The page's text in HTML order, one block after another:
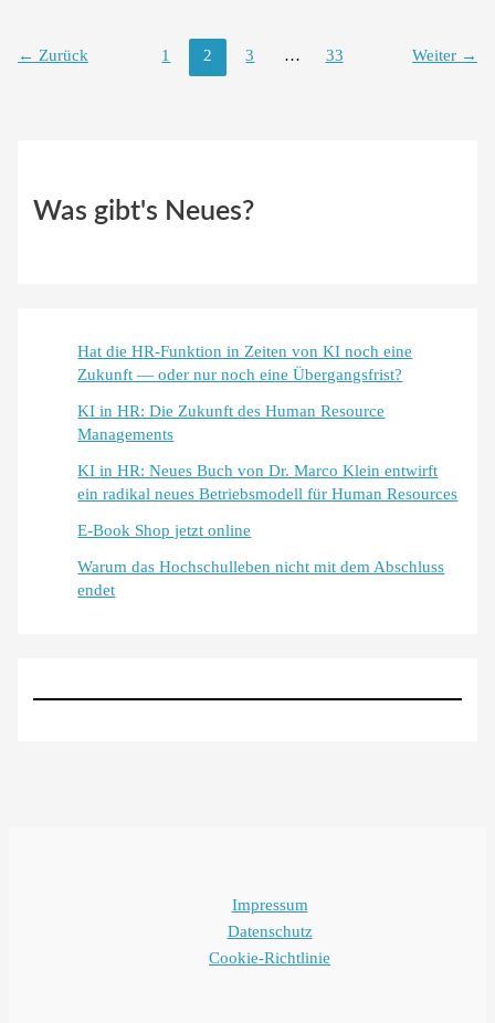
← Zurück 1 2 3 … 33 Weiter →
Was gibt's Neues?
Hat die HR-Funktion in Zeiten von KI noch eine
Zukunft — oder nur noch eine Übergangsfrist?
KI in HR: Die Zukunft des Human Resource
Managements
KI in HR: Neues Buch von Dr. Marco Klein entwirft
ein radikal neues Betriebsmodell für Human Resources
E-Book Shop jetzt online
Warum das Hochschulleben nicht mit dem Abschluss
endet
Impressum
Datenschutz
Cookie-Richtlinie